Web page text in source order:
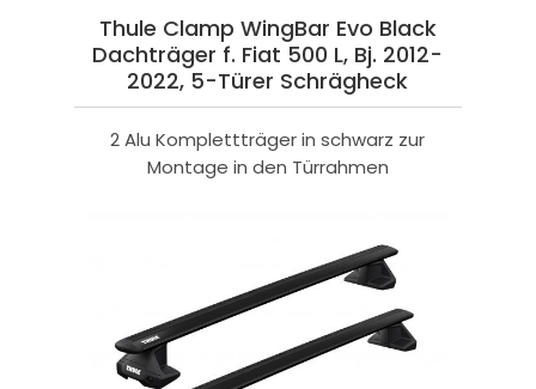
Thule Clamp WingBar Evo Black
Dachträger f. Fiat 500 L, Bj. 2012-
2022, 5-Türer Schrägheck
2 Alu Komplettträger in schwarz zur
Montage in den Türrahmen